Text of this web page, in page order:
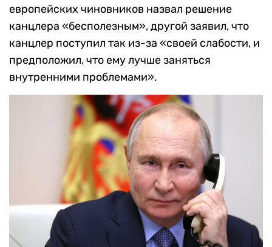
европейских чиновников назвал решение
канцлера «бесполезным», другой заявил, что
канцлер поступил так из-за «своей слабости, и
предположил, что ему лучше заняться
внутренними проблемами».